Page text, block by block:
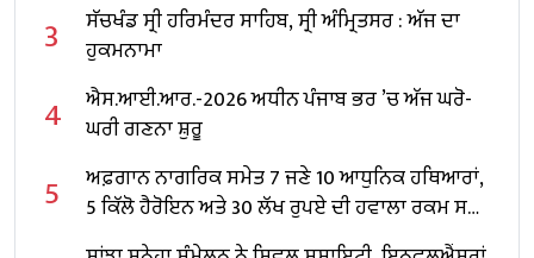
3
ਸੱਚਖੰਡ ਸ੍ਰੀ ਹਰਿਮੰਦਰ ਸਾਹਿਬ, ਸ੍ਰੀ ਅੰਮ੍ਰਿਤਸਰ : ਅੱਜ ਦਾ
ਹੁਕਮਨਾਮਾ
4
ਐਸ.ਆਈ.ਆਰ.-2026 ਅਧੀਨ ਪੰਜਾਬ ਭਰ ’ਚ ਅੱਜ ਘਰੋ-
ਘਰੀ ਗਣਨਾ ਸ਼ੁਰੂ
5
ਅਫ਼ਗਾਨ ਨਾਗਰਿਕ ਸਮੇਤ 7 ਜਣੇ 10 ਆਧੁਨਿਕ ਹਥਿਆਰਾਂ,
5 ਕਿੱਲੋ ਹੈਰੋਇਨ ਅਤੇ 30 ਲੱਖ ਰੁਪਏ ਦੀ ਹਵਾਲਾ ਰਕਮ ਸਣੇ
ਗ੍ਰਿਫ਼ਤਾਰ